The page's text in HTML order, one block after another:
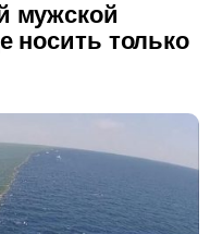
мужской
носить только